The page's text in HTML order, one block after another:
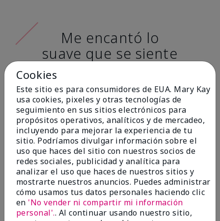
Me encantó lo
suave que se siente
al aplicarla. Tiene
un acabado mate
muy bonito y no se
siente pastosa en la
piel. (tono de piel:
claro)
Ailime A., Tampa, Fla.
Cookies
Este sitio es para consumidores de EUA. Mary Kay
usa cookies, pixeles y otras tecnologías de
seguimiento en sus sitios electrónicos para
propósitos operativos, analíticos y de mercadeo,
incluyendo para mejorar la experiencia de tu
sitio. Podríamos divulgar información sobre el
uso que haces del sitio con nuestros socios de
redes sociales, publicidad y analítica para
analizar el uso que haces de nuestros sitios y
mostrarte nuestros anuncios. Puedes administrar
cómo usamos tus datos personales haciendo clic
en 'No vender ni compartir mi información
personal'.. Al continuar usando nuestro sitio,